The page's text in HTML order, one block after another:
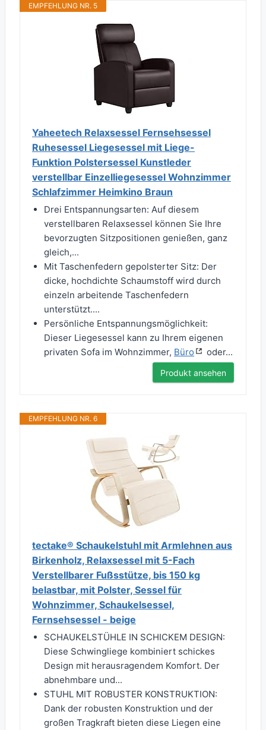
EMPFEHLUNG NR. 5
Yaheetech Relaxsessel Fernsehsessel
Ruhesessel Liegesessel mit Liege-
Funktion Polstersessel Kunstleder
verstellbar Einzelliegesessel Wohnzimmer
Schlafzimmer Heimkino Braun
Drei Entspannungsarten: Auf diesem
verstellbaren Relaxsessel können Sie Ihre
bevorzugten Sitzpositionen genießen, ganz
gleich,...
Mit Taschenfedern gepolsterter Sitz: Der
dicke, hochdichte Schaumstoff wird durch
einzeln arbeitende Taschenfedern
unterstützt....
Persönliche Entspannungsmöglichkeit:
Dieser Liegesessel kann zu Ihrem eigenen
privaten Sofa im Wohnzimmer, Büro oder...
Produkt ansehen
EMPFEHLUNG NR. 6
tectake® Schaukelstuhl mit Armlehnen aus
Birkenholz, Relaxsessel mit 5-Fach
Verstellbarer Fußsstütze, bis 150 kg
belastbar, mit Polster, Sessel für
Wohnzimmer, Schaukelsessel,
Fernsehsessel - beige
SCHAUKELSTÜHLE IN SCHICKEM DESIGN:
Diese Schwingliege kombiniert schickes
Design mit herausragendem Komfort. Der
abnehmbare und...
STUHL MIT ROBUSTER KONSTRUKTION:
Dank der robusten Konstruktion und der
großen Tragkraft bieten diese Liegen eine